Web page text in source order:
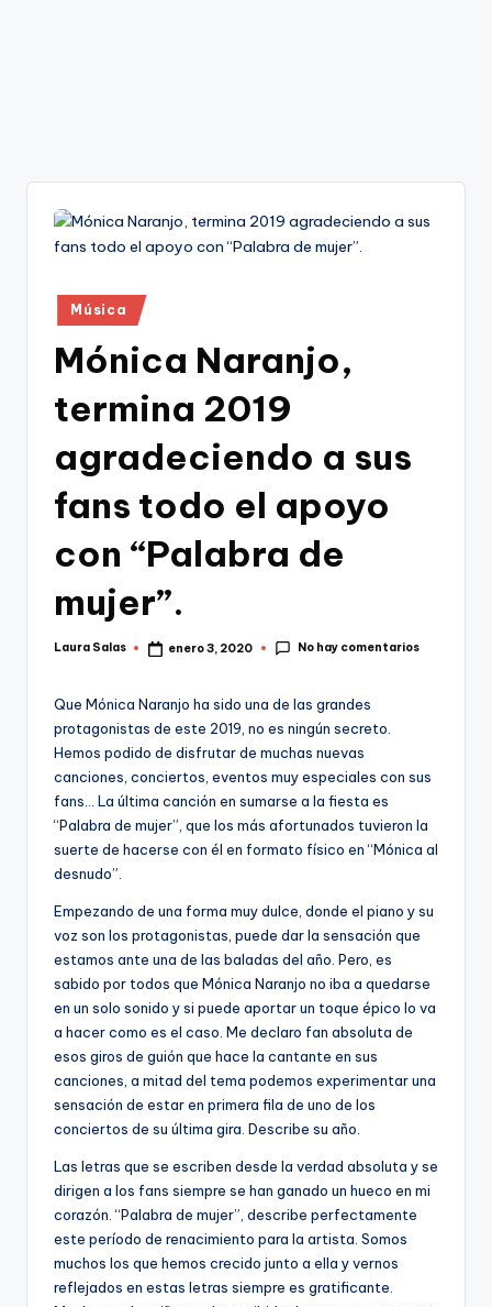
Publicado
en
Música
Mónica Naranjo,
termina 2019
agradeciendo a sus
fans todo el apoyo
con “Palabra de
mujer”.
Publicado
Laura Salas enero 3, 2020 No hay comentarios
Que Mónica Naranjo ha sido una de las grandes
protagonistas de este 2019, no es ningún secreto.
Hemos podido de disfrutar de muchas nuevas
canciones, conciertos, eventos muy especiales con sus
fans… La última canción en sumarse a la fiesta es
“Palabra de mujer”, que los más afortunados tuvieron la
suerte de hacerse con él en formato físico en “Mónica al
desnudo”.
Empezando de una forma muy dulce, donde el piano y su
voz son los protagonistas, puede dar la sensación que
estamos ante una de las baladas del año. Pero, es
sabido por todos que Mónica Naranjo no iba a quedarse
en un solo sonido y si puede aportar un toque épico lo va
a hacer como es el caso. Me declaro fan absoluta de
esos giros de guión que hace la cantante en sus
canciones, a mitad del tema podemos experimentar una
sensación de estar en primera fila de uno de los
conciertos de su última gira. Describe su año.
Las letras que se escriben desde la verdad absoluta y se
dirigen a los fans siempre se han ganado un hueco en mi
corazón. “Palabra de mujer”, describe perfectamente
este período de renacimiento para la artista. Somos
muchos los que hemos crecido junto a ella y vernos
reflejados en estas letras siempre es gratificante.